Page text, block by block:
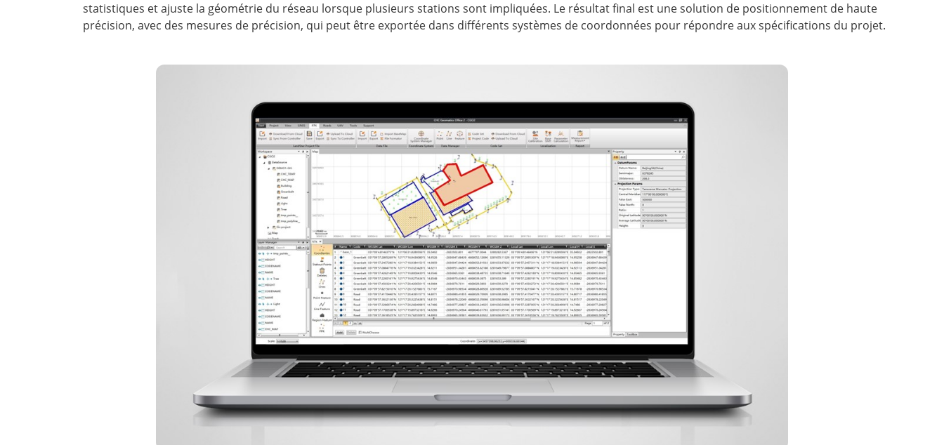
statistiques et ajuste la géométrie du réseau lorsque plusieurs stations sont impliquées. Le résultat final est une solution de positionnement de haute
précision, avec des mesures de précision, qui peut être exportée dans différents systèmes de coordonnées pour répondre aux spécifications du projet.